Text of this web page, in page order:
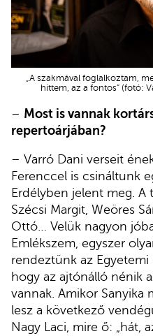
„A szakmával foglalkoztam,
hittem, az a fontos” (fotó:
– Most is vannak
repertoárjában?
– Varró Dani verseit
Ferenccel is csináltunk
Erdélyben jelent meg.
Szécsi Margit, Weöres
Ottó… Velük nagyon
Emlékszem, egyszer
rendeztünk az Egyetemi
hogy az ajtónálló nénik
vannak. Amikor Sanyika
lesz a következő
Nagy Laci, mire ő: „hát,